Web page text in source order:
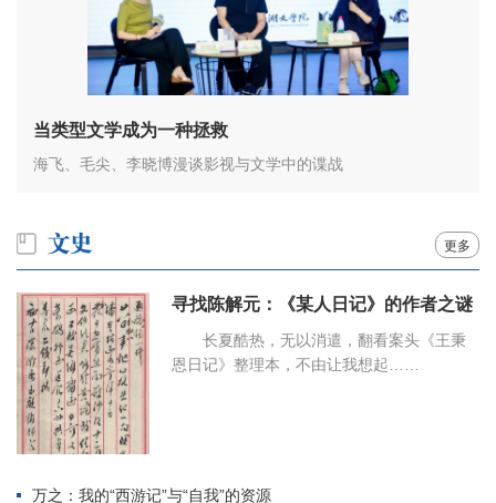
当类型文学成为一种拯救
海飞、毛尖、李晓博漫谈影视与文学中的谍战
更多
寻找陈解元：《某人日记》的作者之谜
长夏酷热，无以消遣，翻看案头《王秉
恩日记》整理本，不由让我想起……
万之：我的“西游记”与“自我”的资源